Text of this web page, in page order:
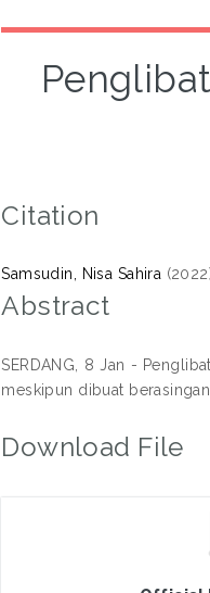
Citation
Samsudin, Nisa Sahira
Abstract
SERDANG, 8 Jan -
meskipun dibuat berasingan.
Download File